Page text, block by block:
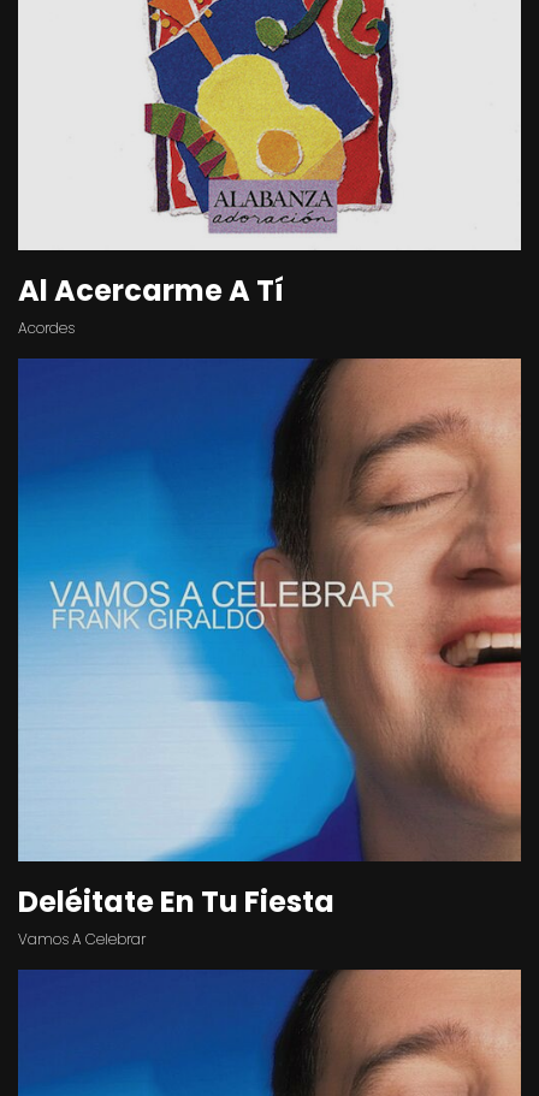
Al Acercarme A Tí
Acordes
Deléitate En Tu Fiesta
Vamos A Celebrar